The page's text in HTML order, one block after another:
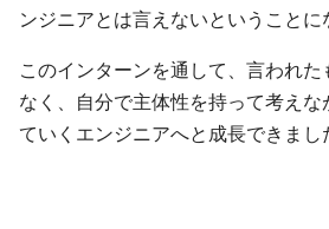
ンジニアとは言えないということに
このインターンを通して、言われ
なく、自分で主体性を持って考え
ていくエンジニアへと成長できまし